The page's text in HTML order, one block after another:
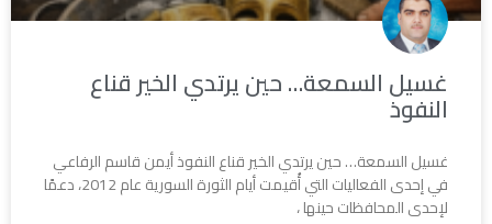
غسيل السمعة… حين يرتدي الخير قناع
النفوذ
غسيل السمعة… حين يرتدي الخير قناع النفوذ أيمن قاسم الرفاعي
في إحدى الفعاليات التي أُقيمت أيام الثورة السورية عام 2012، دعمًا
لإحدى المحافظات حينها ،